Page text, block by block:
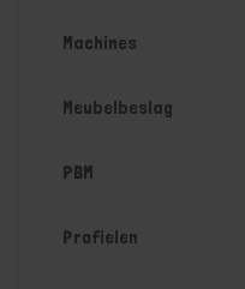
Machines
Meubelbeslag
PBM
Profielen